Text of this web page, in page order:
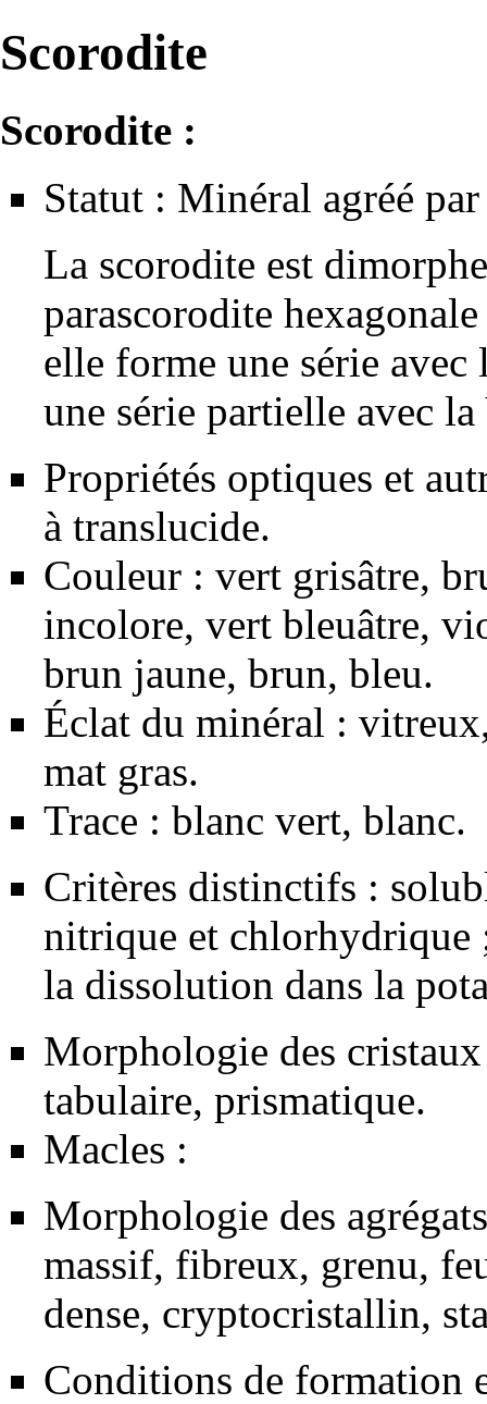
Scorodite
Scorodite :
Statut : Minéral agréé
La scorodite est dimorphe
parascorodite
elle forme une série
une série partielle avec
Propriétés optiques et
à translucide.
Couleur : vert grisâtre,
incolore, vert bleuâtre,
brun jaune, brun, bleu.
Éclat du minéral :
mat gras.
Trace : blanc vert, blanc.
Critères distinctifs :
nitrique et chlorhydrique
la dissolution dans la
Morphologie des
tabulaire, prismatique.
Macles :
Morphologie des
massif, fibreux, grenu,
dense, cryptocristallin,
Conditions de formation